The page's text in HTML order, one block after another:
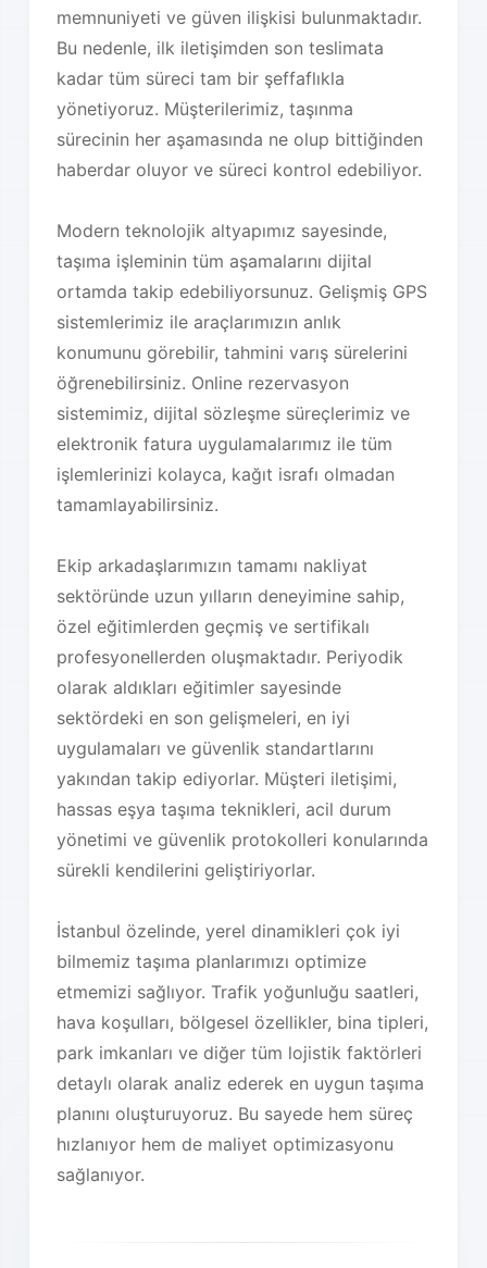
memnuniyeti ve güven ilişkisi bulunmaktadır.
Bu nedenle, ilk iletişimden son teslimata
kadar tüm süreci tam bir şeffaflıkla
yönetiyoruz. Müşterilerimiz, taşınma
sürecinin her aşamasında ne olup bittiğinden
haberdar oluyor ve süreci kontrol edebiliyor.
Modern teknolojik altyapımız sayesinde,
taşıma işleminin tüm aşamalarını dijital
ortamda takip edebiliyorsunuz. Gelişmiş GPS
sistemlerimiz ile araçlarımızın anlık
konumunu görebilir, tahmini varış sürelerini
öğrenebilirsiniz. Online rezervasyon
sistemimiz, dijital sözleşme süreçlerimiz ve
elektronik fatura uygulamalarımız ile tüm
işlemlerinizi kolayca, kağıt israfı olmadan
tamamlayabilirsiniz.
Ekip arkadaşlarımızın tamamı nakliyat
sektöründe uzun yılların deneyimine sahip,
özel eğitimlerden geçmiş ve sertifikalı
profesyonellerden oluşmaktadır. Periyodik
olarak aldıkları eğitimler sayesinde
sektördeki en son gelişmeleri, en iyi
uygulamaları ve güvenlik standartlarını
yakından takip ediyorlar. Müşteri iletişimi,
hassas eşya taşıma teknikleri, acil durum
yönetimi ve güvenlik protokolleri konularında
sürekli kendilerini geliştiriyorlar.
İstanbul özelinde, yerel dinamikleri çok iyi
bilmemiz taşıma planlarımızı optimize
etmemizi sağlıyor. Trafik yoğunluğu saatleri,
hava koşulları, bölgesel özellikler, bina tipleri,
park imkanları ve diğer tüm lojistik faktörleri
detaylı olarak analiz ederek en uygun taşıma
planını oluşturuyoruz. Bu sayede hem süreç
hızlanıyor hem de maliyet optimizasyonu
sağlanıyor.